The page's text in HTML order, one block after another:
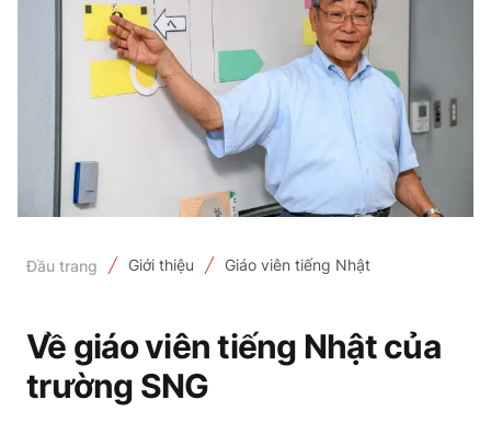
Đầu trang Giới thiệu Giáo viên tiếng Nhật
Về giáo viên tiếng Nhật của
trường SNG